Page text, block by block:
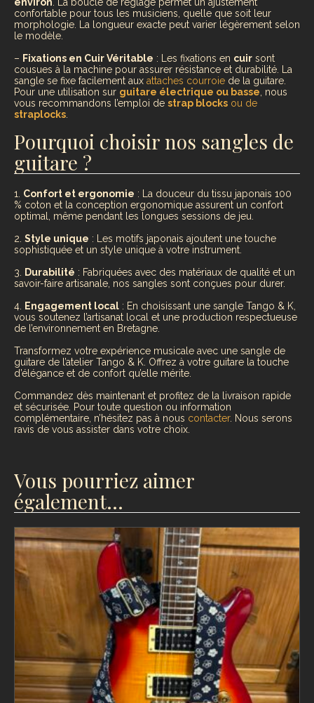
confortable pour tous les musiciens, quelle que soit leur
morphologie. La longueur exacte peut varier légèrement selon
le modèle.
– Fixations en Cuir Véritable : Les fixations en cuir sont
cousues à la machine pour assurer résistance et durabilité. La
sangle se fixe facilement aux attaches courroie de la guitare.
Pour une utilisation sur guitare électrique ou basse , nous
vous recommandons l’emploi de strap blocks ou de
straplocks
Pourquoi choisir nos sangles de
guitare ?
1. Confort et ergonomie : La douceur du tissu japonais 100
% coton et la conception ergonomique assurent un confort
optimal, même pendant les longues sessions de jeu.
2. Style unique : Les motifs japonais ajoutent une touche
sophistiquée et un style unique à votre instrument.
3. Durabilité : Fabriquées avec des matériaux de qualité et un
savoir-faire artisanale, nos sangles sont conçues pour durer.
4. Engagement local : En choisissant une sangle Tango & K,
vous soutenez l’artisanat local et une production respectueuse
de l’environnement en Bretagne.
Transformez votre expérience musicale avec une sangle de
guitare de l’atelier Tango & K. Offrez à votre guitare la touche
d’élégance et de confort qu’elle mérite.
Commandez dès maintenant et profitez de la livraison rapide
et sécurisée. Pour toute question ou information
complémentaire, n’hésitez pas à nous contacter. Nous serons
ravis de vous assister dans votre choix.
Vous pourriez aimer
également…